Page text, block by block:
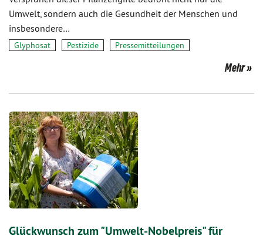
Umwelt, sondern auch die Gesundheit der Menschen und
insbesondere…
Glyphosat Pestizide Pressemitteilungen
Mehr
Glückwunsch zum "Umwelt-Nobelpreis" für